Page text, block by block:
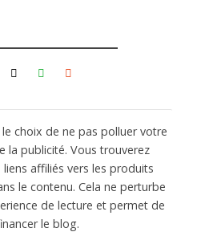
choix de ne pas polluer votre
la publicité. Vous trouverez
affiliés vers les produits
le contenu. Cela ne perturbe
de lecture et permet de
le blog.